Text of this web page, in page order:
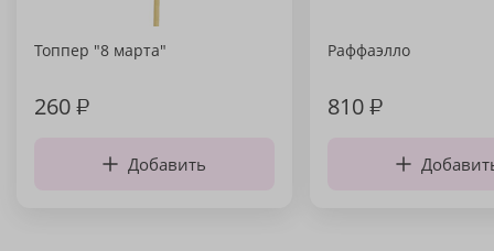
Топпер "8 марта"
260₽
Добавить
Раффаэлло
810₽